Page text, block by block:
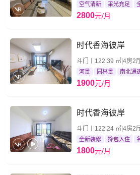
空气清新 采光充足
2800元/月
时代香海彼岸
斗门丨122.39 ㎡|4房2
河景 园林景 南北通
1900元/月
时代香海彼岸
斗门丨122.24 ㎡|4房2
全新装修 拎包入住
1800元/月